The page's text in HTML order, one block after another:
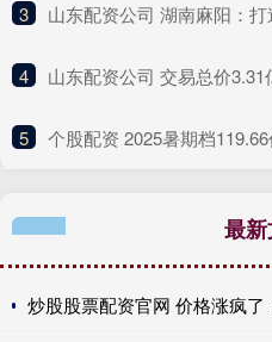
3 山东配资公司 湖南麻阳：
4 山东配资公司 交易总价3.31亿元，这
5 个股配资 2025暑期档119.66
最